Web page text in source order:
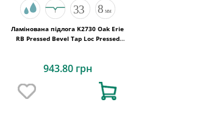
Ламінована підлога K2730 Oak Erie
RB Pressed Bevel Tap Loc Pressed
943.80 грн